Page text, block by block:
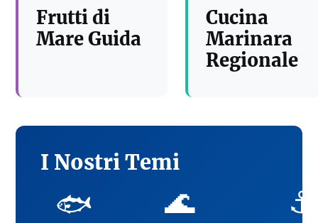
Frutti di
Mare Guida
Cucina
Marinara
Regionale
I Nostri Temi
🐟 🌊 ⚓